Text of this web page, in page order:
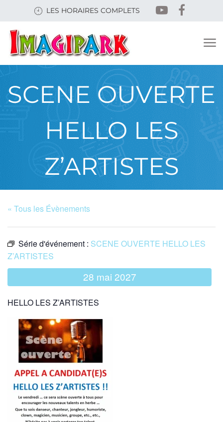
content
LES HORAIRES COMPLETS
SCENE OUVERTE
HELLO LES
Z’ARTISTES
« Tous les Évènements
Série d'événement : SCENE OUVERTE HELLO LES
Z’ARTISTES
28 mai 2027
HELLO LES Z’ARTISTES